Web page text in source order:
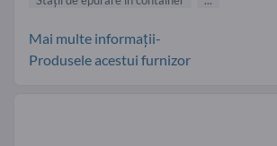
Mai multe informații-
Produsele acestui furnizor